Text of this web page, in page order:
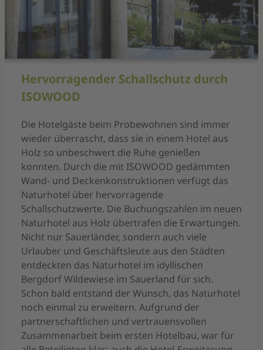
Hervorragender Schallschutz durch
ISOWOOD
Die Hotelgäste beim Probewohnen sind immer
wieder überrascht, dass sie in einem Hotel aus
Holz so unbeschwert die Ruhe genießen
konnten. Durch die mit ISOWOOD gedämmten
Wand- und Deckenkonstruktionen verfügt das
Naturhotel über hervorragende
Schallschutzwerte. Die Buchungszahlen im neuen
Naturhotel aus Holz übertrafen die Erwartungen.
Nicht nur Sauerländer, sondern auch viele
Urlauber und Geschäftsleute aus den Städten
entdeckten das Naturhotel im idyllischen
Bergdorf Wildewiese im Sauerland für sich.
Schon bald entstand der Wunsch, das Naturhotel
noch einmal zu erweitern. Aufgrund der
partnerschaftlichen und vertrauensvollen
Zusammenarbeit beim ersten Hotelbau, war für